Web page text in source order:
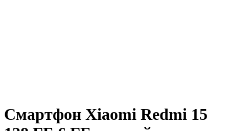
Смартфон Xiaomi Redmi 15